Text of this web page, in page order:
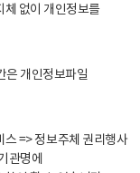
체 없이 개인정보를
은 개인정보파일
=> 정보주체 권리행사
관명에